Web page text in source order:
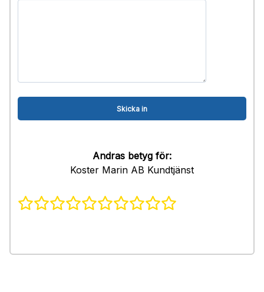
Andras betyg för:
Koster Marin AB Kundtjänst